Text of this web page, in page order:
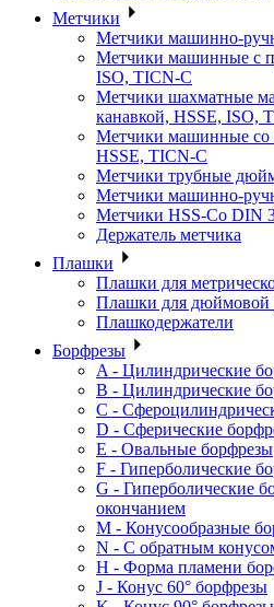
Метчики
Метчики машинно-
Метчики машинные с
ISO, TICN-C
Метчики шахматные
канавкой, HSSE, ISO,
Метчики машинные со
HSSE, TICN-C
Метчики трубные
Метчики машинно-
Метчики HSS-Co DIN
Держатель метчика
Плашки
Плашки для
Плашки для дюймовой
Плашкодержатели
Борфрезы
A - Цилиндрические
B - Цилиндрические
C -
D - Сферические
E - Овальные борфрезы
F - Гиперболические
G - Гиперболические
окончанием
M - Конусообразные
N - С обратным
H - Форма пламени
J - Конус 60° борфрезы